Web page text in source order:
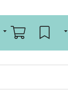
ورود/عضویتلیست مورد علاقه
سبد خرید